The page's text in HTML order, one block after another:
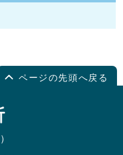
ページの先頭へ戻る